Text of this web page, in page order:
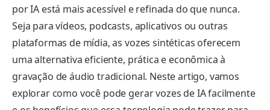
por IA está mais acessível e refinada do que nunca.
Seja para vídeos, podcasts, aplicativos ou outras
plataformas de mídia, as vozes sintéticas oferecem
uma alternativa eficiente, prática e econômica à
gravação de áudio tradicional. Neste artigo, vamos
explorar como você pode gerar vozes de IA facilmente